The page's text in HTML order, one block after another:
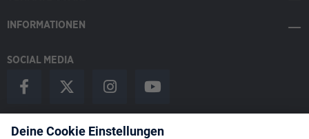
INFORMATIONEN
SOCIAL MEDIA
Payment Methods